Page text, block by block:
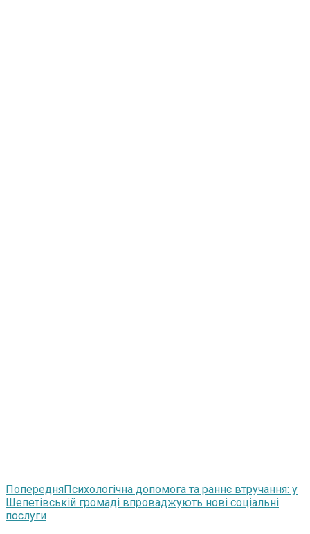
ПопередняПсихологічна допомога та раннє втручання: у
Шепетівській громаді впроваджують нові соціальні
послуги